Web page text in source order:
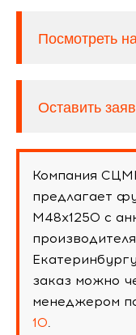
Посмотреть
Оставить
Компания
предлагает
М48х1250 с
заказ можно
менеджером
10.